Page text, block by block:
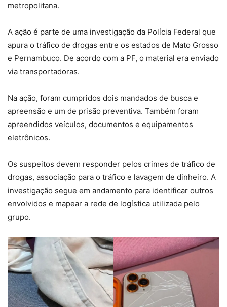
metropolitana.
A ação é parte de uma investigação da Polícia Federal que
apura o tráfico de drogas entre os estados de Mato Grosso
e Pernambuco. De acordo com a PF, o material era enviado
via transportadoras.
Na ação, foram cumpridos dois mandados de busca e
apreensão e um de prisão preventiva. Também foram
apreendidos veículos, documentos e equipamentos
eletrônicos.
Os suspeitos devem responder pelos crimes de tráfico de
drogas, associação para o tráfico e lavagem de dinheiro. A
investigação segue em andamento para identificar outros
envolvidos e mapear a rede de logística utilizada pelo
grupo.